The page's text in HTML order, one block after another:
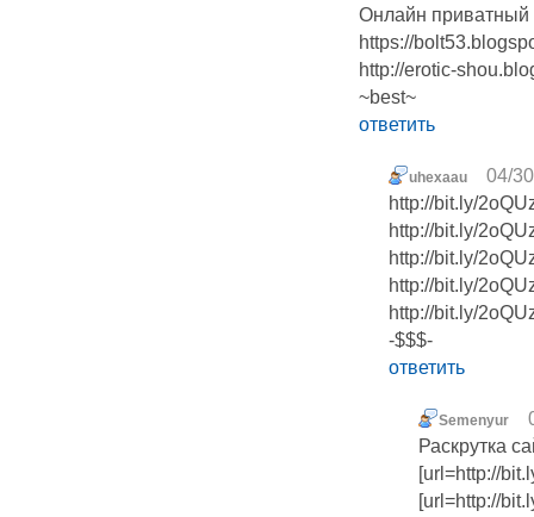
Онлайн приватный
https://
http://erotic-
~best~
ответить
uhexaau
04/
http://bit.ly/
http://bit.ly/
http://bit.ly/
http://bit.ly/
http://bit.ly/
-$$$-
ответить
Semenyur
Раскрутка
[url=http://
[url=http://